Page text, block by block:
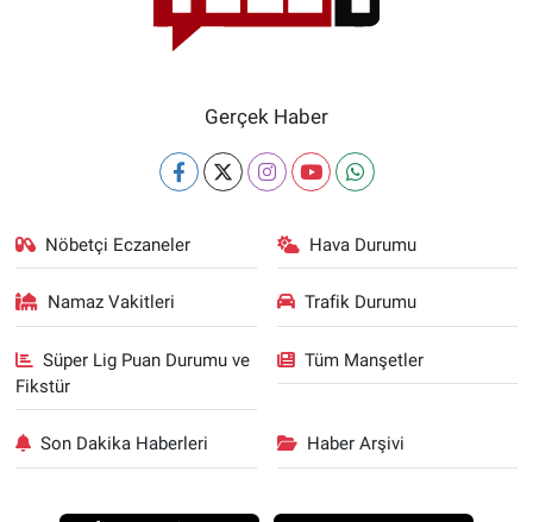
Gerçek Haber
Nöbetçi Eczaneler Hava Durumu
Namaz Vakitleri Trafik Durumu
Süper Lig Puan Durumu ve
Fikstür
Tüm Manşetler
Son Dakika Haberleri Haber Arşivi